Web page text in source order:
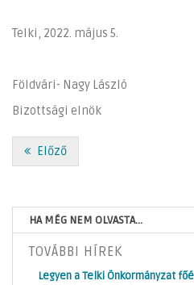
Telki, 2022. május 5.
Földvári-
Bizottsági elnök
Előző
HA MÉG NEM OLVASTA...
TOVÁBBI HÍREK
Legyen a Telki Önkormányzat